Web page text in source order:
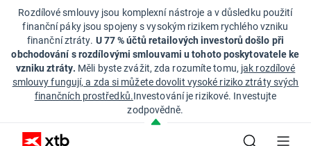
Rozdílové smlouvy jsou komplexní nástroje a v důsledku použití
finanční páky jsou spojeny s vysokým rizikem rychlého vzniku
finanční ztráty. U 77 % účtů retailových investorů došlo při
obchodování s rozdílovými smlouvami u tohoto poskytovatele ke
vzniku ztráty. Měli byste zvážit, zda rozumíte tomu, jak rozdílové
smlouvy fungují, a zda si můžete dovolit vysoké riziko ztráty svých
finančních prostředků.Investování je rizikové. Investujte
zodpovědně.